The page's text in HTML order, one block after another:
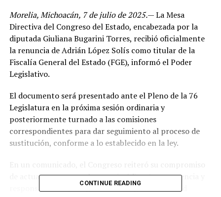
Morelia, Michoacán, 7 de julio de 2025.— La Mesa
Directiva del Congreso del Estado, encabezada por la
diputada Giuliana Bugarini Torres, recibió oficialmente
la renuncia de Adrián López Solís como titular de la
Fiscalía General del Estado (FGE), informó el Poder
Legislativo.
El documento será presentado ante el Pleno de la 76
Legislatura en la próxima sesión ordinaria y
posteriormente turnado a las comisiones
correspondientes para dar seguimiento al proceso de
sustitución, conforme a lo establecido en la ley.
En un comunicado, el Congreso reiteró su compromiso
de actuar con apego al marco jurídico, transparencia y
responsabilidad para garantizar la gobernabilidad
CONTINUE READING